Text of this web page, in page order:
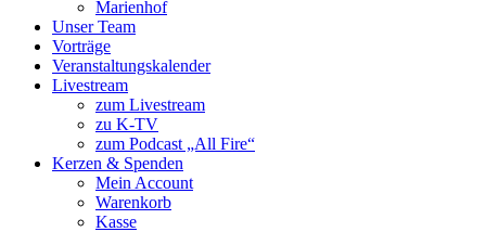
Marienhof
Unser Team
Vorträge
Veranstaltungskalender
Livestream
zum Livestream
zu K-TV
zum Podcast „All Fire“
Kerzen & Spenden
Mein Account
Warenkorb
Kasse